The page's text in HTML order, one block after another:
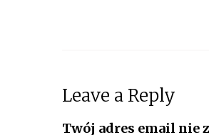
Leave a Reply
Twój adres email nie